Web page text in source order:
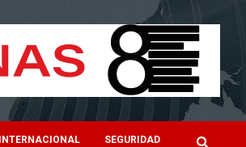
INTERNACIONAL SEGURIDAD